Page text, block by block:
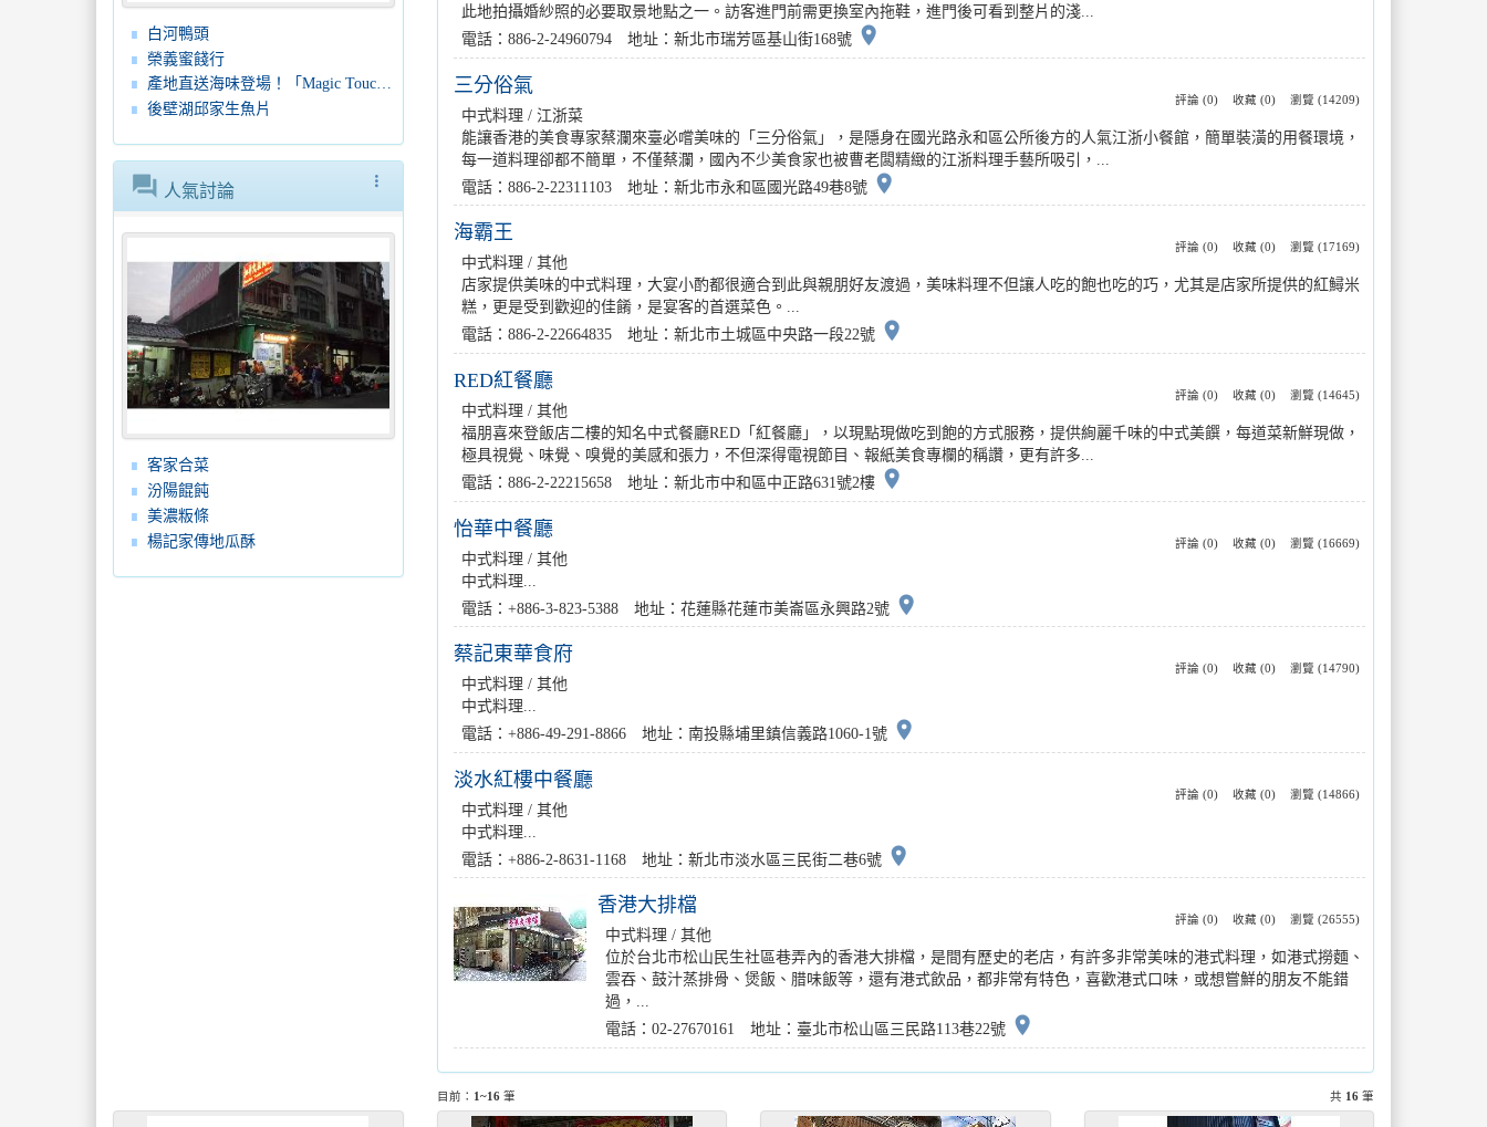
白河鴨頭
榮義蜜餞行
產地直送海味登場！「Magic Touch 樂敘」進駐高雄夢時代購物中心
後壁湖邱家生魚片
more_vert
forum 人氣討論
客家合菜
汾陽餛飩
美濃粄條
楊記家傳地瓜酥
此地拍攝婚紗照的必要取景地點之一。訪客進門前需更換室內拖鞋，進門後可看到整片的淺...
電話：886-2-24960794 地址：新北市瑞芳區基山街168號 place
評論 (0) 收藏 (0) 瀏覽 (14209)
三分俗氣
中式料理 / 江浙菜
能讓香港的美食專家蔡瀾來臺必嚐美味的「三分俗氣」，是隱身在國光路永和區公所後方的人氣江浙小餐館，簡單裝潢的用餐環境，
每一道料理卻都不簡單，不僅蔡瀾，國內不少美食家也被曹老闆精緻的江浙料理手藝所吸引，...
電話：886-2-22311103 地址：新北市永和區國光路49巷8號 place
評論 (0) 收藏 (0) 瀏覽 (17169)
海霸王
中式料理 / 其他
店家提供美味的中式料理，大宴小酌都很適合到此與親朋好友渡過，美味料理不但讓人吃的飽也吃的巧，尤其是店家所提供的紅鱘米
糕，更是受到歡迎的佳餚，是宴客的首選菜色。...
電話：886-2-22664835 地址：新北市土城區中央路一段22號 place
評論 (0) 收藏 (0) 瀏覽 (14645)
RED紅餐廳
中式料理 / 其他
福朋喜來登飯店二樓的知名中式餐廳RED「紅餐廳」，以現點現做吃到飽的方式服務，提供絢麗千味的中式美饌，每道菜新鮮現做，
極具視覺、味覺、嗅覺的美感和張力，不但深得電視節目、報紙美食專欄的稱讚，更有許多...
電話：886-2-22215658 地址：新北市中和區中正路631號2樓 place
評論 (0) 收藏 (0) 瀏覽 (16669)
怡華中餐廳
中式料理 / 其他
中式料理...
電話：+886-3-823-5388 地址：花蓮縣花蓮市美崙區永興路2號 place
評論 (0) 收藏 (0) 瀏覽 (14790)
蔡記東華食府
中式料理 / 其他
中式料理...
電話：+886-49-291-8866 地址：南投縣埔里鎮信義路1060-1號 place
評論 (0) 收藏 (0) 瀏覽 (14866)
淡水紅樓中餐廳
中式料理 / 其他
中式料理...
電話：+886-2-8631-1168 地址：新北市淡水區三民街二巷6號 place
評論 (0) 收藏 (0) 瀏覽 (26555)
香港大排檔
中式料理 / 其他
位於台北市松山民生社區巷弄內的香港大排檔，是間有歷史的老店，有許多非常美味的港式料理，如港式撈麵、
雲吞、鼓汁蒸排骨、煲飯、腊味飯等，還有港式飲品，都非常有特色，喜歡港式口味，或想嘗鮮的朋友不能錯
過，...
電話：02-27670161 地址：臺北市松山區三民路113巷22號 place
目前： 1~16筆 共 16 筆